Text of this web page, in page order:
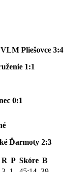
Pliešovce 3:4
1:1
0:1
Ďarmoty 2:3
R P Skóre B